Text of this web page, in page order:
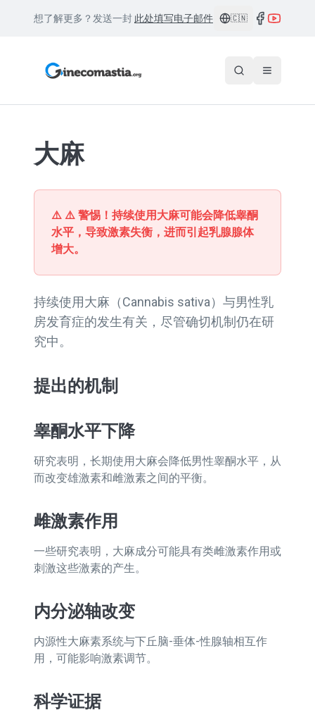
想了解更多？发送一封 此处填写电子邮件 🇨🇳
大麻
⚠️ ⚠️ 警惕！持续使用大麻可能会降低睾酮
水平，导致激素失衡，进而引起乳腺腺体
增大。
持续使用大麻（Cannabis sativa）与男性乳
房发育症的发生有关，尽管确切机制仍在研
究中。
提出的机制
睾酮水平下降
研究表明，长期使用大麻会降低男性睾酮水平，从
而改变雄激素和雌激素之间的平衡。
雌激素作用
一些研究表明，大麻成分可能具有类雌激素作用或
刺激这些激素的产生。
内分泌轴改变
内源性大麻素系统与下丘脑-垂体-性腺轴相互作
用，可能影响激素调节。
科学证据